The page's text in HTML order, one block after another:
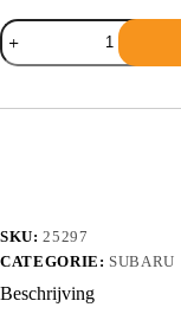
Subaru
2
knops
aantal
SKU:25297
CATEGORIE: SUBARU
Beschrijving